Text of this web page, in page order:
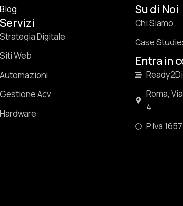
Blog
Servizi
Strategia Digitale
Siti Web
Automazioni
Gestione Adv
Hardware
Su di Noi
Chi Siamo
Case
Entra in
Roma,
4
P.iva